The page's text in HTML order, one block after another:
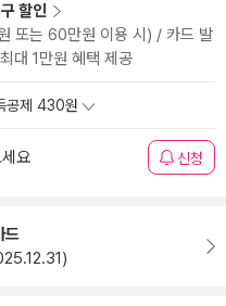
할인
또는 60만원 이용 시) / 카드 발
대 1만원 혜택 제공
공제 430원
요 신청
드